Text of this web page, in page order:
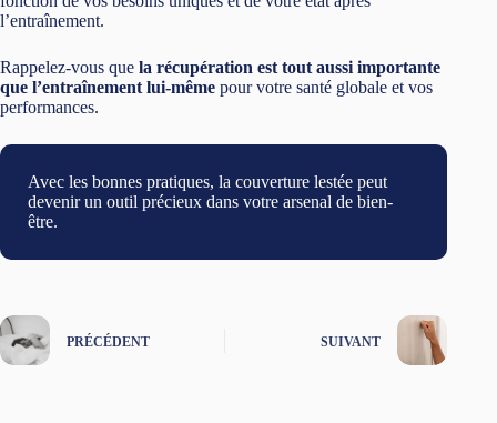
l’entraînement.
Rappelez-vous que la récupération est tout aussi importante
que l’entraînement lui-même pour votre santé globale et vos
performances.
Avec les bonnes pratiques, la couverture lestée peut
devenir un outil précieux dans votre arsenal de bien-
être.
PRÉCÉDENT SUIVANT